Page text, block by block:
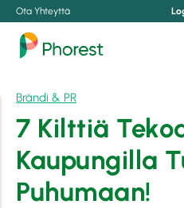
Ota Yhteyttä
Brändi & PR
7 Kilttiä
Kaupungilla
Puhumaan!